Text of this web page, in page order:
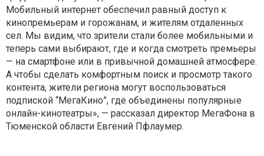
Мобильный интернет обеспечил равный доступ к
кинопремьерам и горожанам, и жителям отдаленных
сел. Мы видим, что зрители стали более мобильными и
теперь сами выбирают, где и когда смотреть премьеры
— на смартфоне или в привычной домашней атмосфере.
А чтобы сделать комфортным поиск и просмотр такого
контента, жители региона могут воспользоваться
подпиской “МегаКино”, где объединены популярные
онлайн-кинотеатры», — рассказал директор МегаФона в
Тюменской области Евгений Пфлаумер.